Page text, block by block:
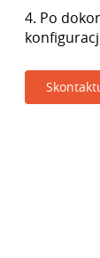
4. Po